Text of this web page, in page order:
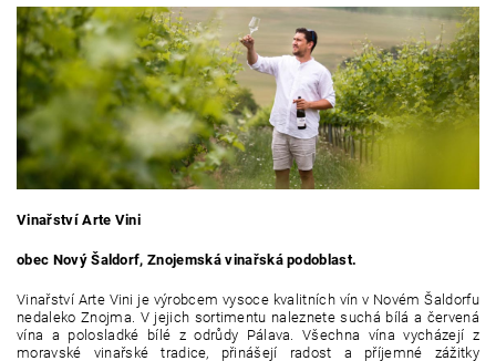
Vinařství Arte Vini
obec Nový Šaldorf, Znojemská vinařská podoblast.
Vinařství Arte Vini je výrobcem vysoce kvalitních vín v Novém Šaldorfu
nedaleko Znojma. V jejich sortimentu naleznete suchá bílá a červená
vína a polosladké bílé z odrůdy Pálava. Všechna vína vycházejí z
moravské vinařské tradice, přinášejí radost a příjemné zážitky